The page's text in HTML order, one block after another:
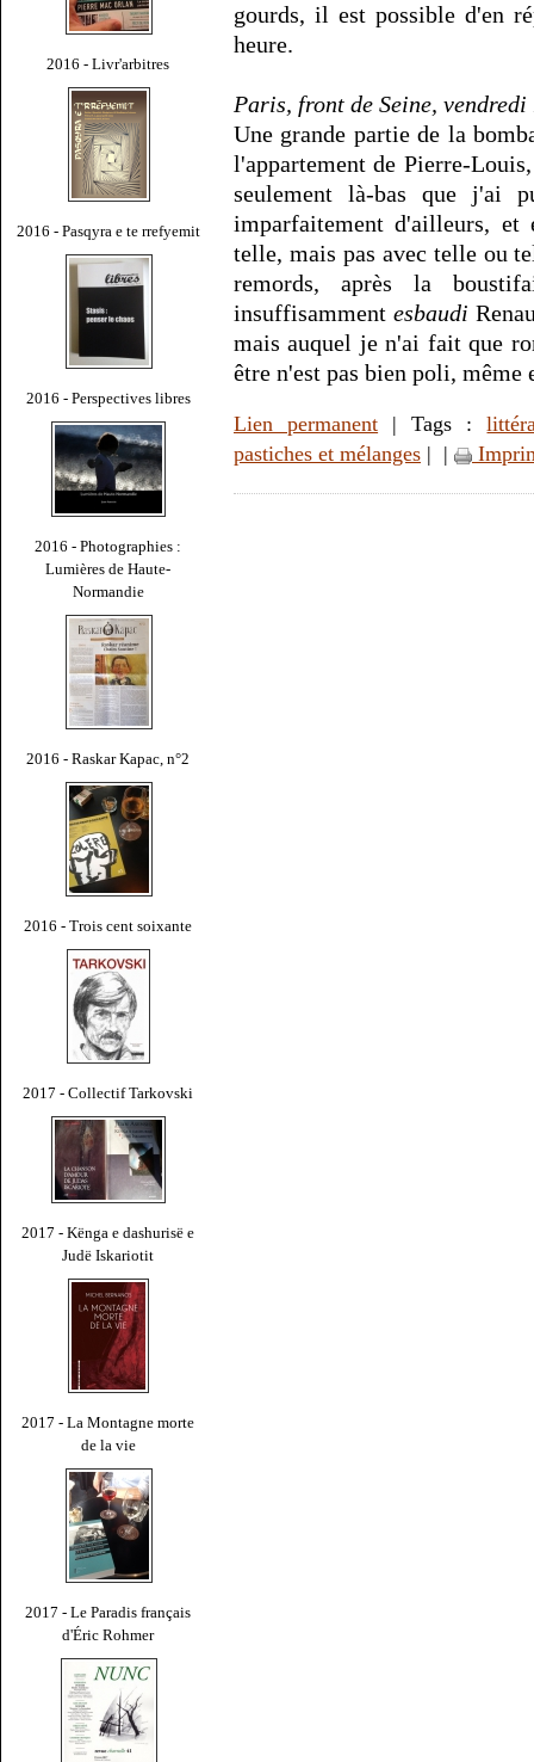
2016 - Livr'arbitres
2016 - Pasqyra e te rrefyemit
2016 - Perspectives libres
2016 - Photographies :
Lumières de Haute-
Normandie
2016 - Raskar Kapac, n°2
2016 - Trois cent soixante
2017 - Collectif Tarkovski
2017 - Kënga e dashurisë e
Judë Iskariotit
2017 - La Montagne morte
de la vie
2017 - Le Paradis français
d'Éric Rohmer
gourds, il est possible d'en
heure.
Paris, front de Seine,
Une grande partie de la
l'appartement de Pierre-
seulement là-bas que j'ai
imparfaitement d'ailleurs, et
telle, mais pas avec telle ou
remords, après la
insuffisammentesbaudi
mais auquel je n'ai fait que
être n'est pas bien poli, même
Lien permanent | Tags :
pastiches et mélanges | |